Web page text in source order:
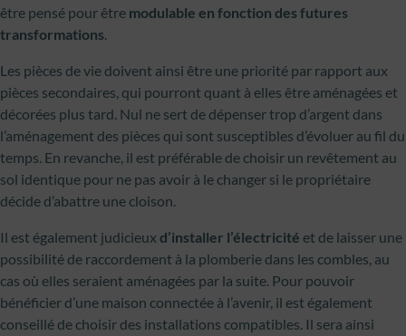
être pensé pour être modulable en fonction des futures
transformations.
Les pièces de vie doivent ainsi être une priorité par rapport aux
pièces secondaires, qui pourront quant à elles être aménagées et
décorées plus tard. Nul ne sert de dépenser trop d’argent dans
l’aménagement des pièces qui sont susceptibles d’évoluer au fil du
temps. En revanche, il est préférable de choisir un revêtement au
sol identique pour ne pas avoir à le changer si le propriétaire
décide d’abattre une cloison.
Il est également judicieux d’installer l’électricité et de laisser une
possibilité de raccordement à la plomberie dans les combles, au
cas où elles seraient aménagées par la suite. Pour pouvoir
bénéficier d’une maison connectée à l’avenir, il est également
conseillé de choisir des installations compatibles. Il sera ainsi